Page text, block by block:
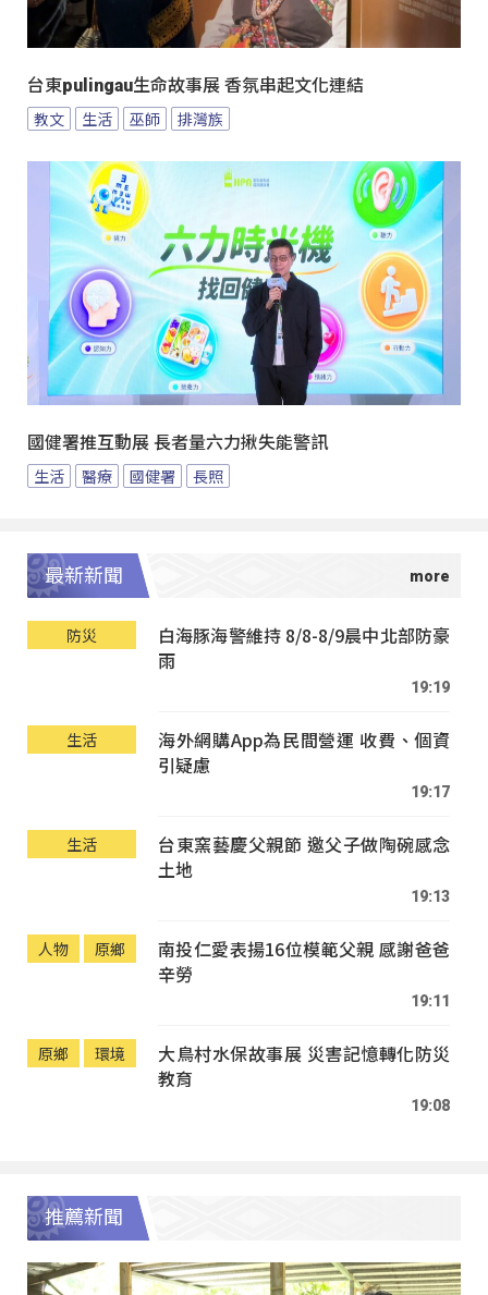
台東pulingau生命故事展 香氛串起文化連結
教文 生活 巫師 排灣族
國健署推互動展 長者量六力揪失能警訊
生活 醫療 國健署 長照
最新新聞
防災
白海豚海警維持 8/8-8/9晨中北部防豪
雨
19:19
生活
海外網購App為民間營運 收費、個資
引疑慮
19:17
生活
台東窯藝慶父親節 邀父子做陶碗感念
土地
19:13
人物 原鄉
南投仁愛表揚16位模範父親 感謝爸爸
辛勞
19:11
原鄉 環境
大鳥村水保故事展 災害記憶轉化防災
教育
19:08
推薦新聞